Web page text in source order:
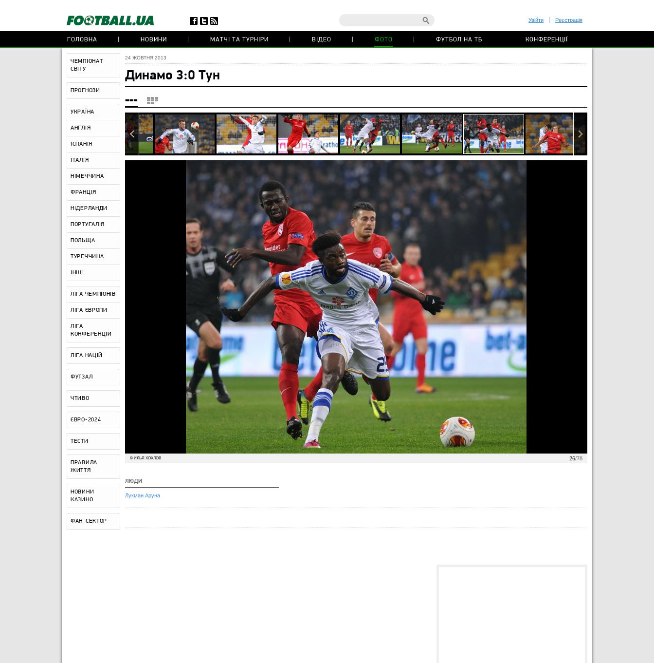
Увійти Реєстрація
ГОЛОВНА НОВИНИ МАТЧІ ТА ТУРНІРИ ВІДЕО ФОТО ФУТБОЛ НА ТБ КОНФЕРЕНЦІЇ
ЧЕМПІОНАТ
СВІТУ
ПРОГНОЗИ
УКРАЇНА
АНГЛІЯ
ІСПАНІЯ
ІТАЛІЯ
НІМЕЧЧИНА
ФРАНЦІЯ
НІДЕРЛАНДИ
ПОРТУГАЛІЯ
ПОЛЬЩА
ТУРЕЧЧИНА
ІНШІ
ЛІГА ЧЕМПІОНІВ
ЛІГА ЄВРОПИ
ЛІГА
КОНФЕРЕНЦІЙ
ЛІГА НАЦІЙ
ФУТЗАЛ
ЧТИВО
ЄВРО-2024
ТЕСТИ
ПРАВИЛА
ЖИТТЯ
НОВИНИ
КАЗИНО
ФАН-СЕКТОР
24 ЖОВТНЯ 2013
Динамо 3:0 Тун
26/78
© ИЛЬЯ ХОХЛОВ
ЛЮДИ
Лукман Аруна